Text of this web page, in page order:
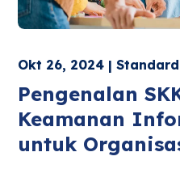
Okt 26, 2024 | Standard
Pengenalan
Keamanan
untuk